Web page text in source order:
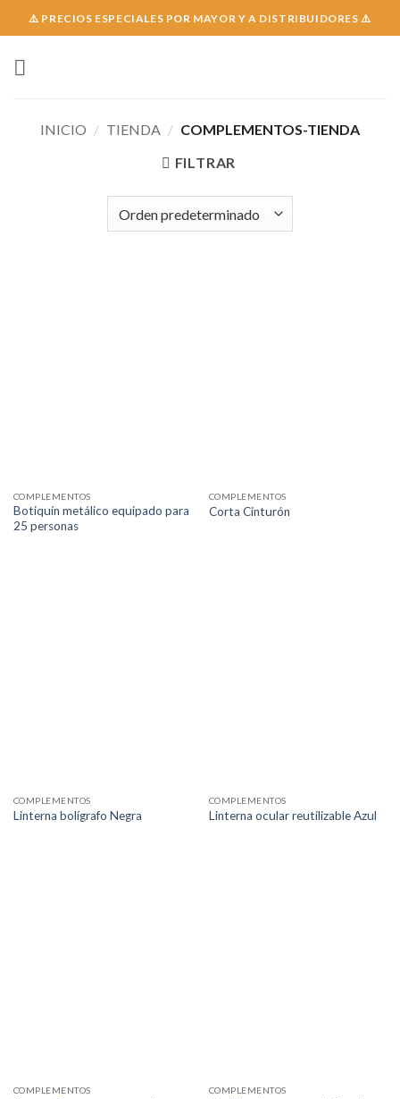
to
⚠️ PRECIOS ESPECIALES POR MAYOR Y A DISTRIBUIDORES ⚠️
INICIO / TIENDA / COMPLEMENTOS-TIENDA
FILTRAR
COMPLEMENTOS
Botiquín metálico equipado para
25 personas
COMPLEMENTOS
Corta Cinturón
COMPLEMENTOS
Linterna bolígrafo Negra
COMPLEMENTOS
Linterna ocular reutilizable Azul
COMPLEMENTOS COMPLEMENTOS